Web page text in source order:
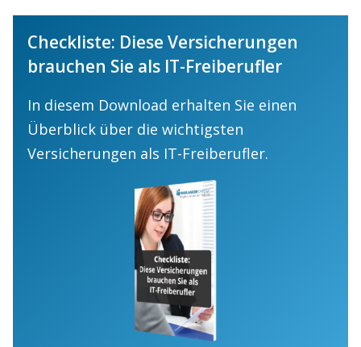
Checkliste: Diese Versicherungen
brauchen Sie als IT-Freiberufler
In diesem Download erhalten Sie einen
Überblick über die wichtigsten
Versicherungen als IT-Freiberufler.